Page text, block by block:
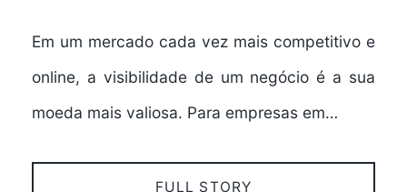
Em um mercado cada vez mais competitivo e
online, a visibilidade de um negócio é a sua
moeda mais valiosa. Para empresas em…
FULL STORY